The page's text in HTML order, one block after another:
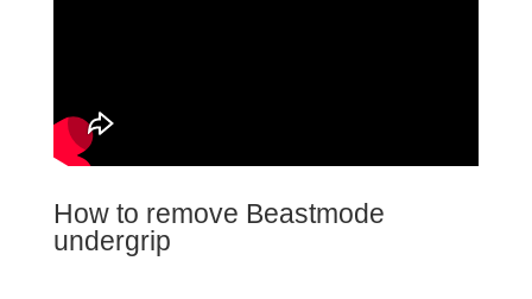
How to remove Beastmode
undergrip